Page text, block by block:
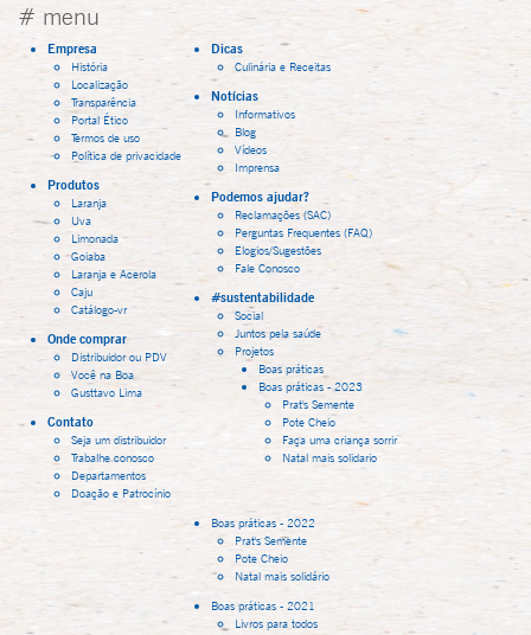
# menu
Empresa
História
Localização
Transparência
Portal Ético
Termos de uso
Política de privacidade
Produtos
Laranja
Uva
Limonada
Goiaba
Laranja e Acerola
Caju
Catálogo-vr
Onde comprar
Distribuidor ou PDV
Você na Boa
Gusttavo Lima
Contato
Seja um distribuidor
Trabalhe conosco
Departamentos
Doação e Patrocínio
Dicas
Culinária e Receitas
Notícias
Informativos
Blog
Vídeos
Imprensa
Podemos ajudar?
Reclamações (SAC)
Perguntas Frequentes (FAQ)
Elogios/Sugestões
Fale Conosco
#sustentabilidade
Social
Juntos pela saúde
Projetos
Boas práticas
Boas práticas - 2023
Prat's Semente
Pote Cheio
Faça uma criança sorrir
Natal mais solidario
Boas práticas - 2022
Prat's Semente
Pote Cheio
Natal mais solidário
Boas práticas - 2021
Livros para todos